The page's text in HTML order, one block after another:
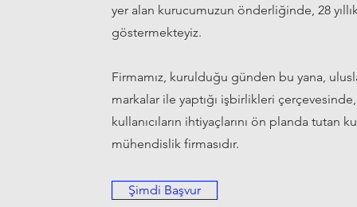
yer alan kurucumuzun önderliğinde, 28
göstermekteyiz.
Firmamız, kurulduğu günden bu yana,
markalar ile yaptığı işbirlikleri
kullanıcıların ihtiyaçlarını ön planda
mühendislik firmasıdır.
Şimdi Başvur